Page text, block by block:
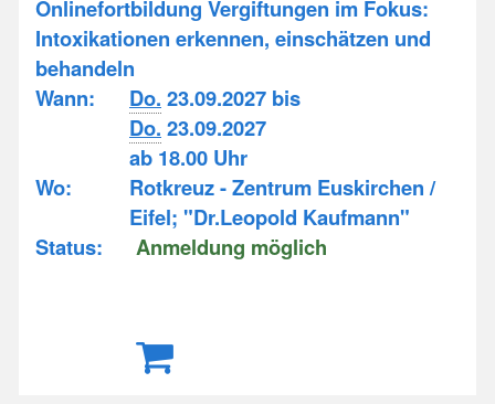
Onlinefortbildung Vergiftungen im Fokus:
Intoxikationen erkennen, einschätzen und
behandeln
Wann:
Do. 23.09.2027 bis
Do. 23.09.2027
ab 18.00 Uhr
Wo:
Rotkreuz - Zentrum Euskirchen /
Eifel; "Dr.Leopold Kaufmann"
Status:
Anmeldung möglich